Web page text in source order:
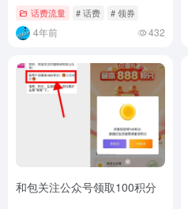
话费流量 # 话费 # 领券
4年前 432
和包关注公众号领取100积分